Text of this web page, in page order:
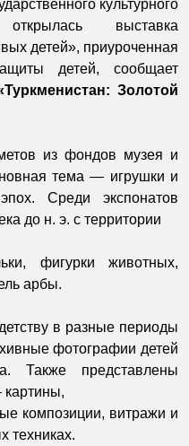
культурного
выставка
детей», приуроченная
детей, сообщает
Золотой
из фондов музея и
тема — игрушки и
Среди экспонатов
до н. э. с территории
фигурки животных,
арбы.
в разные периоды
фотографии детей
Также представлены
композиции, витражи и
техниках.